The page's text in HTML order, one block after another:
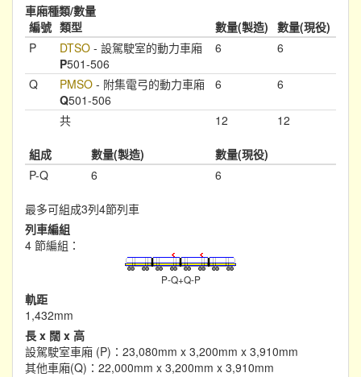
車廂種類/數量
編號 類型 數量(製造) 數量(現役)
P
DTSO - 設駕駛室的動力車廂
P501-506
6 6
Q PMSO - 附集電弓的動力車廂
Q501-506
6 6
共 12 12
組成 數量(製造)
數量(現役)
P-Q
6 6
最多可組成3列4節列車
列車編組
4 節編組：
P-Q+Q-P
軌距
1,432mm
長 x 闊 x 高
設駕駛室車廂 (P)：23,080mm x 3,200mm x 3,910mm
其他車廂(Q)：22,000mm x 3,200mm x 3,910mm